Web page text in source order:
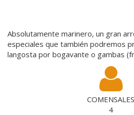
Absolutamente marinero, un gran
especiales que también podremos
langosta por bogavante o gambas
COMENSALES
4